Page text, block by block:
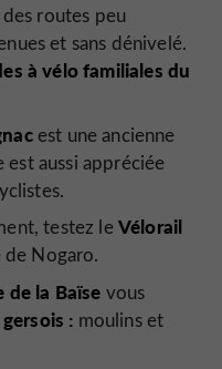
routes peu
et sans dénivelé.
à vélo familiales du
est une ancienne
aussi appréciée
testez leVélorail
Nogaro.
de la Baïse vous
: moulins et